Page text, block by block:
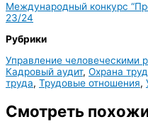
Международный конкурс
23/24
Рубрики
Управление человеческими
Кадровый аудит, Охрана
труда, Трудовые отношения,
Смотреть